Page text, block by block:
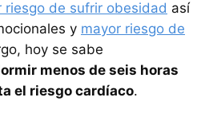
riesgo de sufrir obesidad así
y mayor riesgo de
hoy se sabe
menos de seis horas
el riesgo cardíaco.